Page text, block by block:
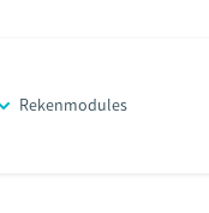
Rekenmodules